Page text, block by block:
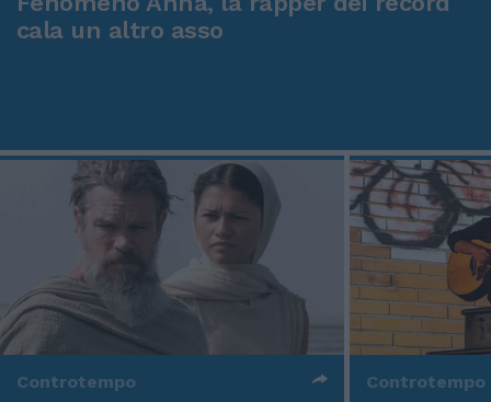
cala un altro asso
Controtempo Controtempo